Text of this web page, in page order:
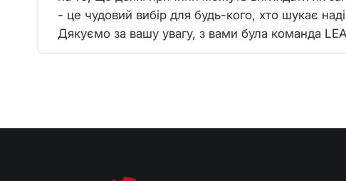
- це чудовий вибір для будь-кого, хто шукає
Дякуємо за вашу увагу, з вами була команда